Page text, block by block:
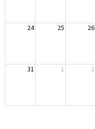
24 25 26
31 1 2